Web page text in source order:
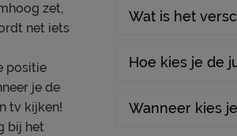
zet,
net iets
positie
je de
tv kijken!
bij het
Wat is het
Hoe kies je de
Wanneer kies